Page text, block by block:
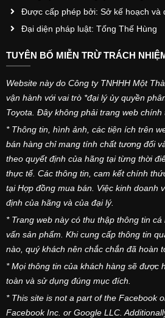
Được cấp phép bởi: Sở kế hoạch và
Đại diện pháp luật: Tống Thế Hùng
TUYÊN BỐ MIỄN TRỪ TRÁCH
Website này do Công ty TNHHH Một
vận hành với vai trò *đại lý ủy quyền
Toyota. Đây không phải trang web chính
* Thông tin, hình ảnh, các tiện ích trên
bán hàng chỉ mang tính chất tương đối
theo quyết định của hãng tại từng thời
thực tế. Các thông tin, cam kết chính
tại Hợp đồng mua bán. Việc kinh doanh
định của hãng và của đại lý.
* Trang web này có thu thập thông tin
vấn sản phẩm. Khi cung cấp thông tin
nào, quý khách nên chắc chắn đã hoàn
* Mọi thông tin của khách hàng sẽ được
toàn và sử dụng đúng mục đích.
* This site is not a part of the Facebook
Facebook Inc. or Google LLC.